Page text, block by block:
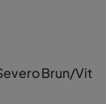
Brun/Vit